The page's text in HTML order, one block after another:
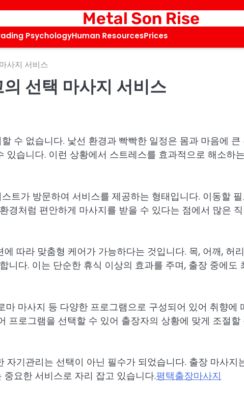
Metal Son Rise
PsychologyHuman ResourcesPrices
사지 서비스
선택 마사지 서비스
수 없습니다. 낯선 환경과 빡빡한 일정은 몸과 마음에
있습니다. 이런 상황에서 스트레스를 효과적으로 해소하
트가 방문하여 서비스를 제공하는 형태입니다. 이동할
경처럼 편안하게 마사지를 받을 수 있다는 점에서 많은
따라 맞춤형 케어가 가능하다는 것입니다. 목, 어깨, 허
니다. 이는 단순한 휴식 이상의 효과를 주며, 출장 중에
마 마사지 등 다양한 프로그램으로 구성되어 있어 취향
프로그램을 선택할 수 있어 출장자의 상황에 맞게 조절할
자기관리는 선택이 아닌 필수가 되었습니다. 출장 마사
요한 서비스로 자리 잡고 있습니다.평택출장마사지